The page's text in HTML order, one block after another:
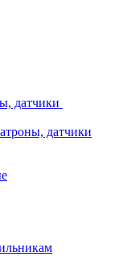
датчики
датчики